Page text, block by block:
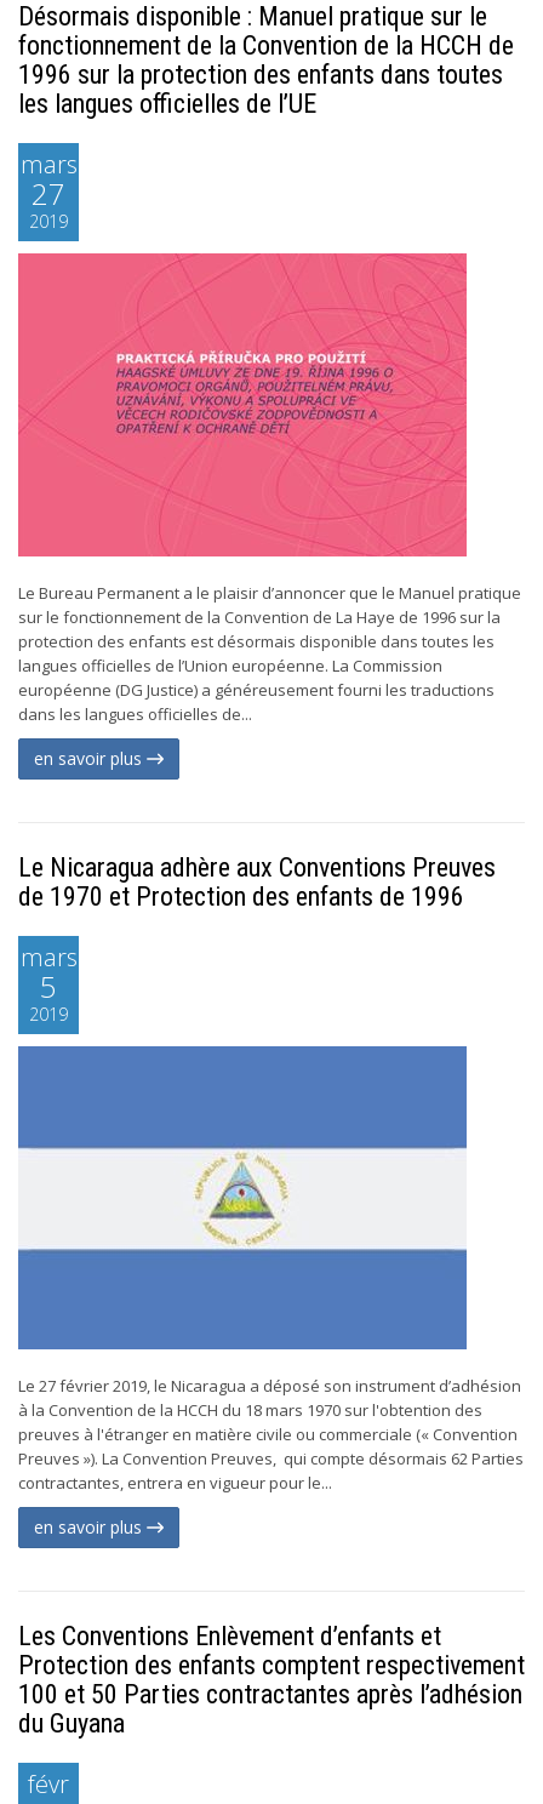
Désormais disponible : Manuel pratique sur le
fonctionnement de la Convention de la HCCH de
1996 sur la protection des enfants dans toutes
les langues officielles de l’UE
mars
27
2019
Le Bureau Permanent a le plaisir d’annoncer que le Manuel pratique
sur le fonctionnement de la Convention de La Haye de 1996 sur la
protection des enfants est désormais disponible dans toutes les
langues officielles de l’Union européenne. La Commission
européenne (DG Justice) a généreusement fourni les traductions
dans les langues officielles de...
en savoir plus
Le Nicaragua adhère aux Conventions Preuves
de 1970 et Protection des enfants de 1996
mars
5
2019
Le 27 février 2019, le Nicaragua a déposé son instrument d’adhésion
à la Convention de la HCCH du 18 mars 1970 sur l'obtention des
preuves à l'étranger en matière civile ou commerciale (« Convention
Preuves »). La Convention Preuves, qui compte désormais 62 Parties
contractantes, entrera en vigueur pour le...
en savoir plus
Les Conventions Enlèvement d’enfants et
Protection des enfants comptent respectivement
100 et 50 Parties contractantes après l’adhésion
du Guyana
févr